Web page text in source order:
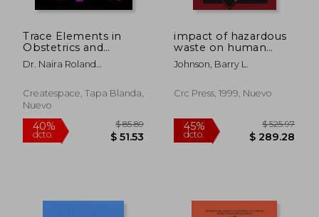
Trace Elements in
Obstetrics and
Gynecology
Dr. Naira Roland
Createspace, Tapa Blanda,
Nuevo
impact of hazardous
waste on human
health (en Inglés)
Johnson, Barry L.
Crc Press, 1999, Nuevo